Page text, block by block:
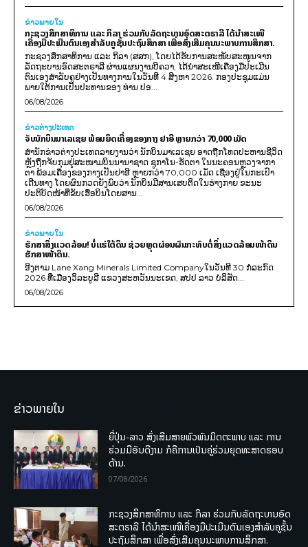
ຂ່າວພາຍ​ໃນ
ກະຊວງສຶກສາທິການ ແລະ ກິລາ ຮ່ວມກັບລັດຖະບານອົດສະຕຣາລີ ໄດ້ນຳສະເໜີ
ເຄື່ອງມືປະເມີນຕົນເອງສຳລັບຄູຊັ້ນປະຖົມສຶກສາ ເພື່ອສົ່ງເສີມຄຸນນະພາບການສຶກສາ.
ກະຊວງສຶກສາທິການ ແລະ ກິລາ (ສສກ), ໂດຍໄດ້ຮັບການສະໜັບສະໜູນຈາກ
ລັດຖະບານອົດສະຕຣາລີ ຜ່ານແຜນງານບີຄວາ, ໄດ້ນຳສະເໜີເຄື່ອງມືປະເມີນ
ຕົນເອງສຳລັບຄູຢ່າງເປັນທາງການໃນວັນທີ 4 ສິງຫາ 2026. ກອງປະຊຸມແມ່ນ
ພາຍໃຕ້ການເປັນປະທານຂອງ ທ່ານ ປອ...
06/08/2026
ຂ່າວຕ່າງປະເທດ
ຈັບນັກບິນມາເລເຊຍ ພ້ອມຍຶດເຄື່ອງຂອງກາງ ຢາອີ ຫຼາຍກວ່າ 70,000 ເມັດ
ສຳນັກຂ່າວຕ່າງປະເທດລາຍງານວ່າ ນັກບິນມາເລເຊຍ ອາດຖືກໂທດປະຫານຊີວິດ
ຫຼັງຖືກຈັບກຸມຢູ່ສະໜາມບິນນານາຊາດ ຊູກາໂນ-ຮັດຕາ ໃນນະຄອນຫຼວງຈາກາ
ຕາ ພ້ອມເຄື່ອງຂອງກາງເປັນຢາອີ ຫຼາຍກວ່າ 70,000 ເມັດ ເຊື່ອງຢູ່ໃນກະເປົາ
ເດີນທາງ ໂດຍຜົນກວດຍັງພົບວ່າ ນັກບິນມີສານເສບຕິດໃນຮ່າງກາຍ ຂະນະ
ປະຕິບັດໜ້າທີ່ຂັບເຮືອບິນໂດຍສານ...
06/08/2026
ຂ່າວພາຍ​ໃນ
ຮັກສາສິ່ງແວດລ້ອມ! ບໍ່ແຮ່ໃຕ້ດິນ ຊ່ວຍຫຼຸດຜ່ອນຜົນກະທົບຕໍ່ສິ່ງແວດລ້ອມໜ້າດິນ
ຮັກສາໜ້າດິນ.
ອີງຕາມ Lane Xang Minerals Limited Companyໃນວັນທີ 30 ກໍລະກົດ
2026 ທີ່ເມືອງວິລະບູລີ ແຂວງສະຫວັນນະເຂດ, ສປປ ລາວ ບໍລິສັດ...
06/08/2026
ຂ່າວພາຍໃນ
ຍີ່ປຸ່ນ-ລາວ ສົ່ງເສີມສາຍພົວພັນມິດຕະພາບ ແລະ ການ
ຮ່ວມມືອັນດີງາມ ກໍຄືການເປັນຄູ່ຮ່ວມຍຸດທະສາດຮອບ
ດ້ານ.
07/08/2026
ກະຊວງສຶກສາທິການ ແລະ ກິລາ ຮ່ວມກັບລັດຖະບານອົດ
ສະຕຣາລີ ໄດ້ນຳສະເໜີເຄື່ອງມືປະເມີນຕົນເອງສຳລັບຄູຊັ້ນ
ປະຖົມສຶກສາ ເພື່ອສົ່ງເສີມຄຸນນະພາບການສຶກສາ.